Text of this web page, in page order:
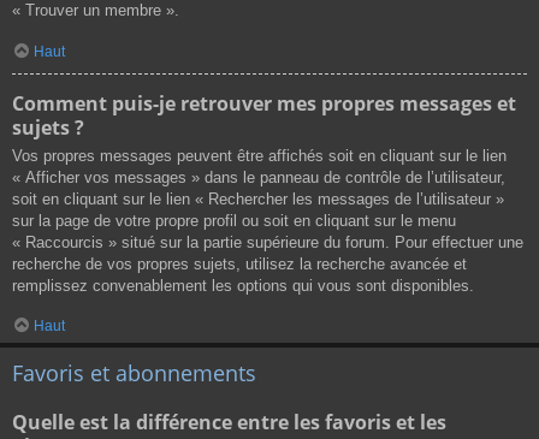
« Trouver un membre ».
Haut
Comment puis-je retrouver mes propres messages et
sujets ?
Vos propres messages peuvent être affichés soit en cliquant sur le lien
« Afficher vos messages » dans le panneau de contrôle de l’utilisateur,
soit en cliquant sur le lien « Rechercher les messages de l’utilisateur »
sur la page de votre propre profil ou soit en cliquant sur le menu
« Raccourcis » situé sur la partie supérieure du forum. Pour effectuer une
recherche de vos propres sujets, utilisez la recherche avancée et
remplissez convenablement les options qui vous sont disponibles.
Haut
Favoris et abonnements
Quelle est la différence entre les favoris et les